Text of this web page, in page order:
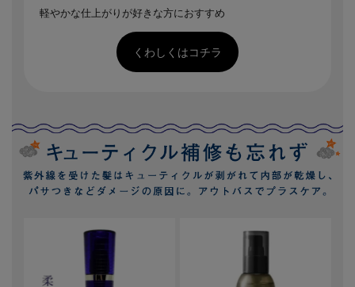
軽やかな仕上がりが好きな方におすすめ
くわしくはコチラ